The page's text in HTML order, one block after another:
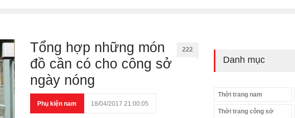
Tổng hợp những món
đồ cần có cho công sở
ngày nóng
222
Phụ kiện nam 18/04/2017 21:00:05
Danh mục
Thời trang nam
Thời trang công sở